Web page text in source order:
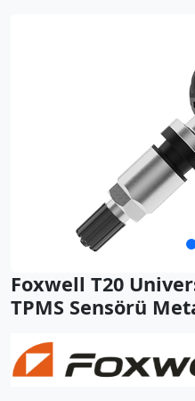
Foxwell T20
TPMS Sensörü